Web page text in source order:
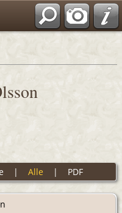
| Alle | PDF